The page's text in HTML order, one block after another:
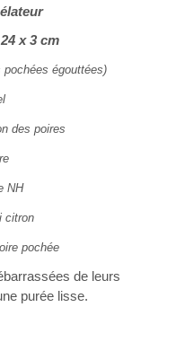
x 3 cm
pochées égouttées)
des poires
NH
citron
pochée
de leurs
purée lisse.